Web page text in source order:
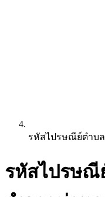
รหัสไปรษณีย์ตำบ
รหัสไปรษณี